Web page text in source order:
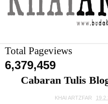
Total Pageviews
6,379,459
Cabaran Tulis
KHAI ARTZFAR